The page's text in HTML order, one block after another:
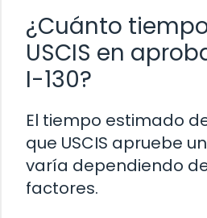
¿Cuánto
USCIS en
I-130?
El tiempo estimado
que USCIS apruebe
varía dependiendo
factores.